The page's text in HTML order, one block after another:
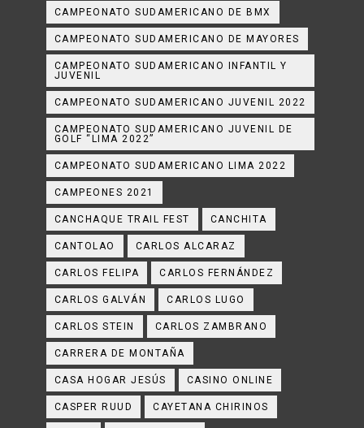
CAMPEONATO SUDAMERICANO DE BMX
CAMPEONATO SUDAMERICANO DE MAYORES
CAMPEONATO SUDAMERICANO INFANTIL Y
JUVENIL
CAMPEONATO SUDAMERICANO JUVENIL 2022
CAMPEONATO SUDAMERICANO JUVENIL DE
GOLF “LIMA 2022”
CAMPEONATO SUDAMERICANO LIMA 2022
CAMPEONES 2021
CANCHAQUE TRAIL FEST CANCHITA
CANTOLAO CARLOS ALCARAZ
CARLOS FELIPA CARLOS FERNÁNDEZ
CARLOS GALVÁN CARLOS LUGO
CARLOS STEIN CARLOS ZAMBRANO
CARRERA DE MONTAÑA
CASA HOGAR JESÚS CASINO ONLINE
CASPER RUUD CAYETANA CHIRINOS